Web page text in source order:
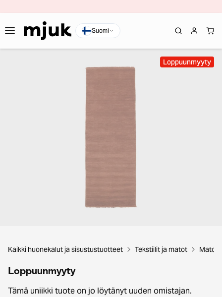
Suomi
Loppuunmyyty
Kaikki huonekalut ja sisustustuotteet Tekstiilit ja matot Matot
Loppuunmyyty
Tämä uniikki tuote on jo löytänyt uuden omistajan.